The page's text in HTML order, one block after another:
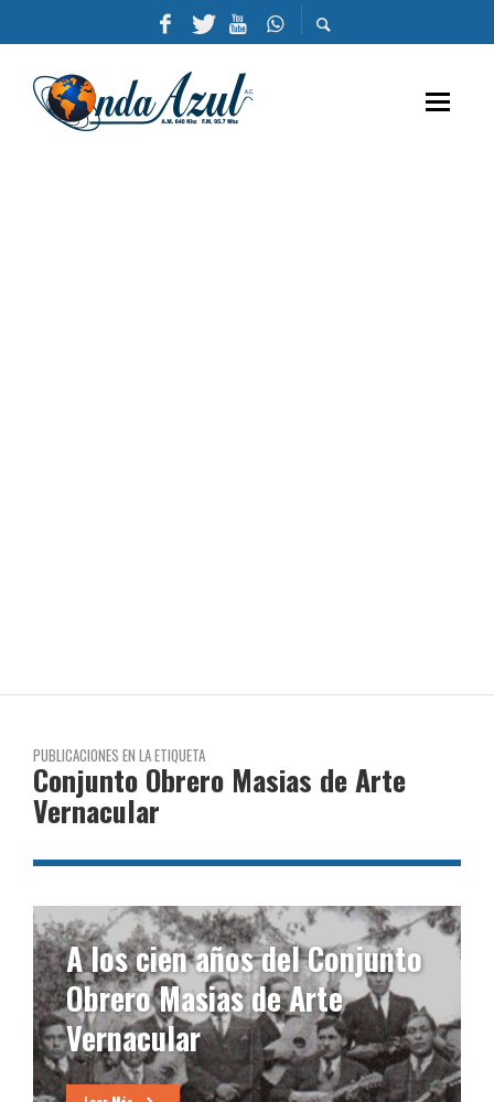
PUBLICACIONES EN LA ETIQUETA
Conjunto Obrero Masias de Arte
Vernacular
A los cien años del Conjunto
Obrero Masias de Arte
Vernacular